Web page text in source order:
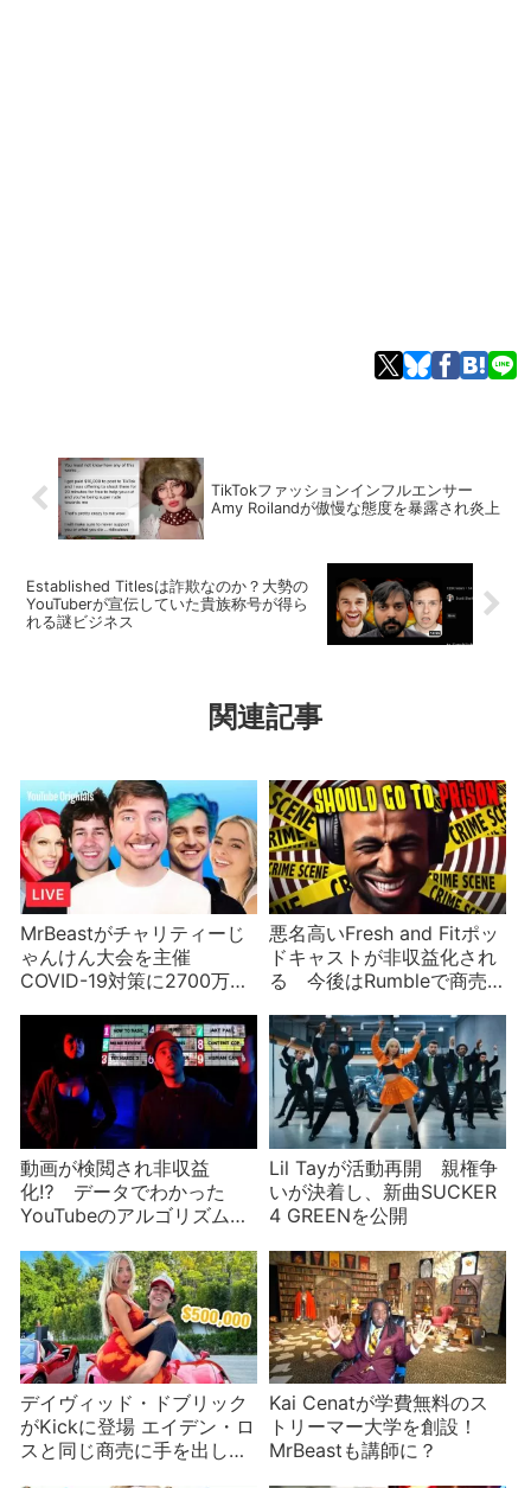
TikTokファッションインフルエンサー
Amy Roilandが傲慢な態度を暴露され炎上
Established Titlesは詐欺なのか？大勢の
YouTuberが宣伝していた貴族称号が得ら
れる謎ビジネス
関連記事
MrBeastがチャリティーじ
ゃんけん大会を主催
COVID-19対策に2700万円
悪名高いFresh and Fitポッ
ドキャストが非収益化され
る 今後はRumbleで商売
動画が検閲され非収益
化⁉︎ データでわかった
YouTubeのアルゴリズム的
Lil Tayが活動再開 親権争
いが決着し、新曲SUCKER
4 GREENを公開
デイヴィッド・ドブリック
がKickに登場 エイデン・ロ
スと同じ商売に手を出した
Kai Cenatが学費無料のス
トリーマー大学を創設！
MrBeastも講師に？